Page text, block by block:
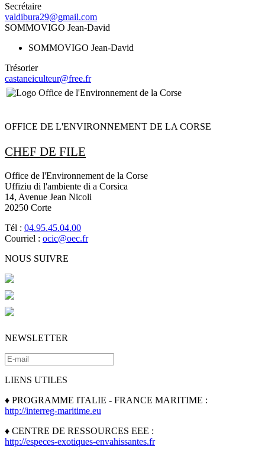
Secrétaire
valdibura29@gmail.com
SOMMOVIGO Jean-David
SOMMOVIGO Jean-David
Trésorier
castaneiculteur@free.fr
OFFICE DE L'ENVIRONNEMENT DE LA CORSE
CHEF DE FILE
Office de l'Environnement de la Corse
Uffiziu di l'ambiente di a Corsica
14, Avenue Jean Nicoli
20250 Corte
Tél : 04.95.45.04.00
Courriel : ocic@oec.fr
NOUS SUIVRE
NEWSLETTER
LIENS UTILES
♦ PROGRAMME ITALIE - FRANCE MARITIME :
http://interreg-maritime.eu
♦ CENTRE DE RESSOURCES EEE :
http://especes-exotiques-envahissantes.fr